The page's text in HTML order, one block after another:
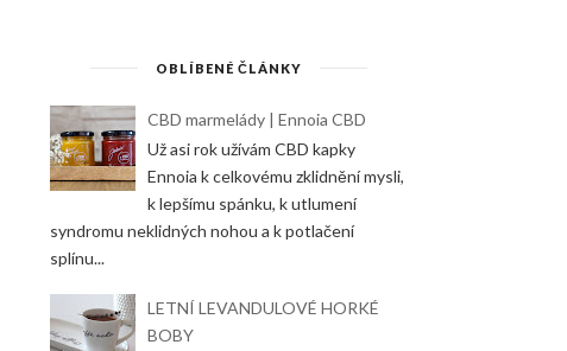
OBLÍBENÉ ČLÁNKY
CBD marmelády | Ennoia CBD
Už asi rok užívám CBD kapky
Ennoia k celkovému zklidnění mysli,
k lepšímu spánku, k utlumení
syndromu neklidných nohou a k potlačení
splínu...
LETNÍ LEVANDULOVÉ HORKÉ
BOBY